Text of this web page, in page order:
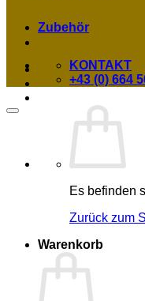
Es befinden
Zurück zum
Warenkorb
Zubehör
KONTAKT
+43 (0) 664